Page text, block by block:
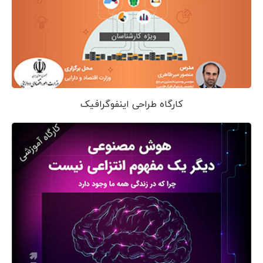
کارگاه طراحی اینفوگرافیک